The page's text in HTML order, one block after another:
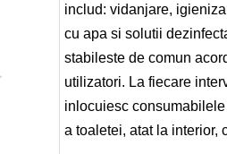
includ: vidanjare,
cu apa si solutii
stabileste de comun
utilizatori. La fiecare
inlocuiesc
a toaletei, atat la interior,